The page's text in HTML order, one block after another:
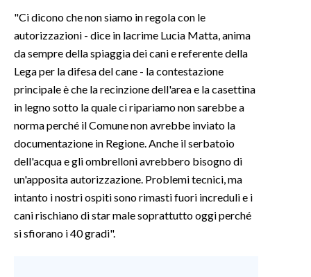
NOTIZIE
EVENTI
#CARAUNIONE
INFO AZIENDE
ANNUNCI
"Ci dicono che non siamo in regola con le
autorizzazioni - dice in lacrime Lucia Matta, anima
da sempre della spiaggia dei cani e referente della
Lega per la difesa del cane - la contestazione
principale è che la recinzione dell'area e la casettina
in legno sotto la quale ci ripariamo non sarebbe a
norma perché il Comune non avrebbe inviato la
documentazione in Regione. Anche il serbatoio
dell'acqua e gli ombrelloni avrebbero bisogno di
un'apposita autorizzazione. Problemi tecnici, ma
intanto i nostri ospiti sono rimasti fuori increduli e i
cani rischiano di star male soprattutto oggi perché
si sfiorano i 40 gradi".